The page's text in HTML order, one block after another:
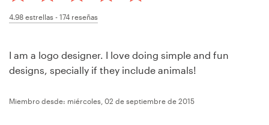
4.98 estrellas - 174 reseñas
I am a logo designer. I love doing simple and fun
designs, specially if they include animals!
Miembro desde: miércoles, 02 de septiembre de 2015
Concursos de diseño
Encontrar un diseñador
Descubra la inspiración